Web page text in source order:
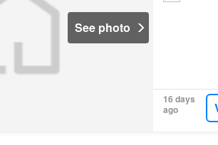
See photo
16 days
ago